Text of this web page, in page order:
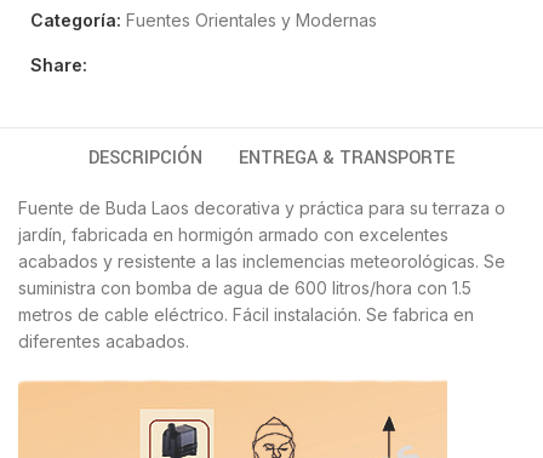
Categoría: Fuentes Orientales y Modernas
Share:
DESCRIPCIÓN ENTREGA & TRANSPORTE
Fuente de Buda Laos decorativa y práctica para su terraza o
jardín, fabricada en hormigón armado con excelentes
acabados y resistente a las inclemencias meteorológicas. Se
suministra con bomba de agua de 600 litros/hora con 1.5
metros de cable eléctrico. Fácil instalación. Se fabrica en
diferentes acabados.